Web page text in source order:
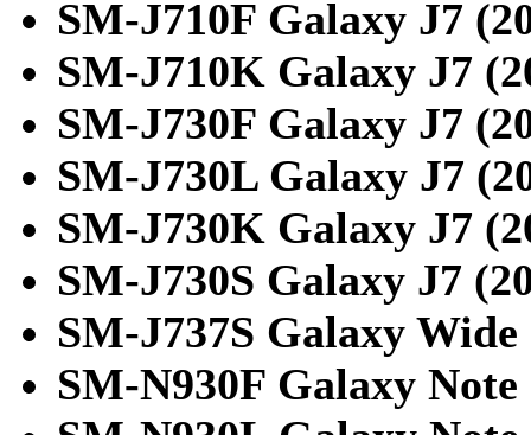
SM-J710F Galaxy J7
SM-J710K Galaxy J7
SM-J730F Galaxy J7
SM-J730L Galaxy J7
SM-J730K Galaxy J7
SM-J730S Galaxy J7
SM-J737S Galaxy Wide
SM-N930F Galaxy Note